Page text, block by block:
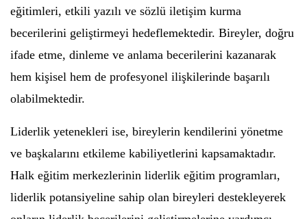
eğitimleri, etkili yazılı ve sözlü iletişim kurma
becerilerini geliştirmeyi hedeflemektedir. Bireyler, doğru
ifade etme, dinleme ve anlama becerilerini kazanarak
hem kişisel hem de profesyonel ilişkilerinde başarılı
olabilmektedir.
Liderlik yetenekleri ise, bireylerin kendilerini yönetme
ve başkalarını etkileme kabiliyetlerini kapsamaktadır.
Halk eğitim merkezlerinin liderlik eğitim programları,
liderlik potansiyeline sahip olan bireyleri destekleyerek